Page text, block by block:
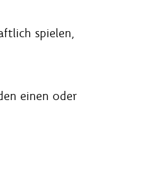
spielen,
einen oder